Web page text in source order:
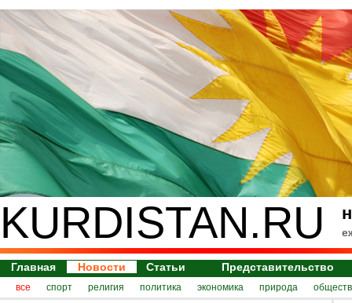
KURDISTAN.RU
Главная Новости Статьи Представительство
все спорт религия политика экономика природа